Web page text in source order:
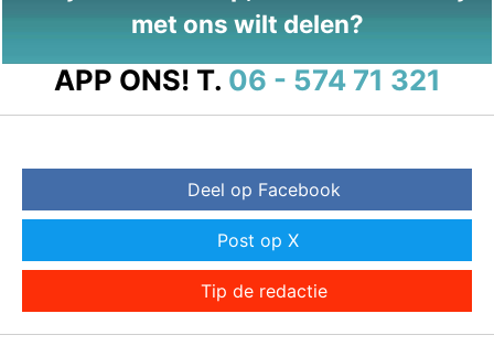
met ons wilt delen?
APP ONS! T. 06 - 574 71 321
Deel op Facebook
Post op X
Tip de redactie